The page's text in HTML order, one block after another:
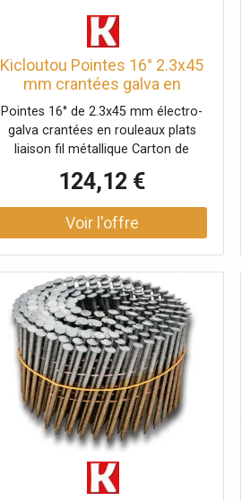
Kicloutou Pointes 16° 2.3x45
mm crantées galva en
rouleaux plats fil métal X
12600
Pointes 16° de 2.3x45 mm électro-
galva crantées en rouleaux plats
liaison fil métallique Carton de
124,12 €